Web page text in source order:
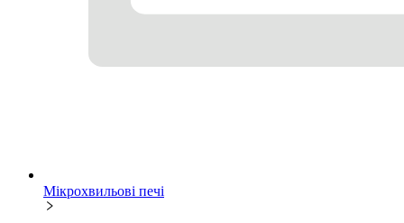
Мікрохвильові печі